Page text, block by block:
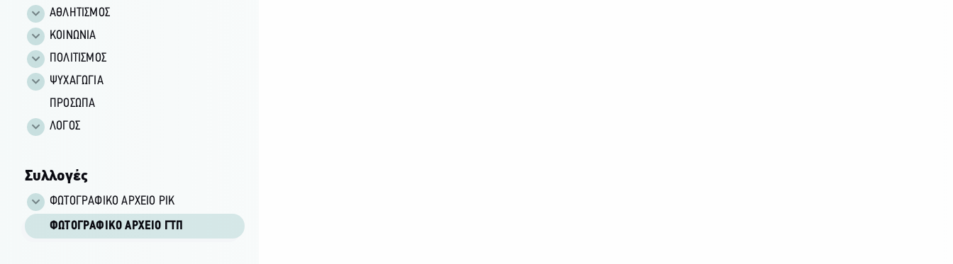
ΑΘΛΗΤΙΣΜΟΣ
ΚΟΙΝΩΝΙΑ
ΠΟΛΙΤΙΣΜΟΣ
ΨΥΧΑΓΩΓΙΑ
ΠΡΟΣΩΠΑ
ΛΟΓΟΣ
Συλλογές
ΦΩΤΟΓΡΑΦΙΚΌ ΑΡΧΕΊΟ ΡΙΚ
ΦΩΤΟΓΡΑΦΙΚΌ ΑΡΧΕΊΟ ΓΤΠ